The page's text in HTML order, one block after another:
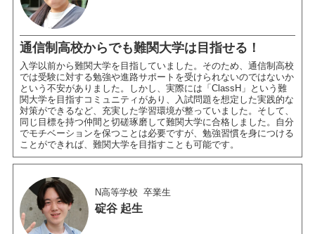
通信制高校からでも難関大学は目指せる！
入学以前から難関大学を目指していました。そのため、通信制高校
では受験に対する勉強や進路サポートを受けられないのではないか
という不安がありました。しかし、実際には「ClassH」という難
関大学を目指すコミュニティがあり、入試問題を想定した実践的な
対策ができるなど、充実した学習環境が整っていました。そして、
同じ目標を持つ仲間と切磋琢磨して難関大学に合格しました。自分
でモチベーションを保つことは必要ですが、勉強習慣を身につける
ことができれば、難関大学を目指すことも可能です。
N高等学校 卒業生
碇谷 起生